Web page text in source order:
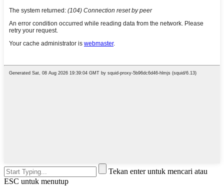
Tekan enter untuk mencari atau
ESC untuk menutup